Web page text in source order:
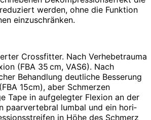
werden, ohne die Funktion
einzuschränken.
Crossfitter. Nach Verhebetrauma
(FBA 35 cm, VAS6). Nach
Behandlung deutliche Besserung
15cm), aber Schmerzen
Tape in aufgelegter Flexion an der
paarvertebral lumbal und ein hori­
in Höhe des Schmerz